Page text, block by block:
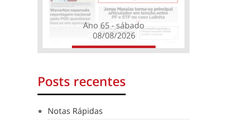
Ano 65 - sábado
08/08/2026
Posts recentes
Notas Rápidas